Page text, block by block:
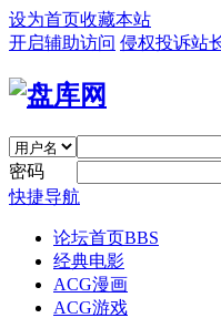
设为首页收藏本站
开启辅助访问 侵权投诉站
密码
快捷导航
论坛首页BBS
经典电影
ACG漫画
ACG游戏